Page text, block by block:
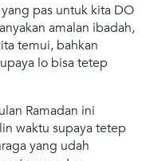
pas untuk kita DO
amalan ibadah,
temui, bahkan
lo bisa tetep
Ramadan ini
waktu supaya tetep
yang udah